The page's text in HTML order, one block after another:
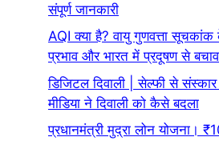
संपूर्ण जानकारी
AQI क्या है? वायु गुणवत्ता सूचकांक
प्रभाव और भारत में प्रदूषण से
डिजिटल दिवाली | सेल्फी से
मीडिया ने दिवाली को कैसे बदला
प्रधानमंत्री मुद्रा लोन योजना।